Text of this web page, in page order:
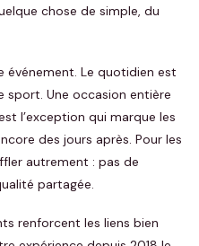
chose de simple, du
événement. Le quotidien est
sport. Une occasion entière
l’exception qui marque les
des jours après. Pour les
autrement : pas de
partagée.
renforcent les liens bien